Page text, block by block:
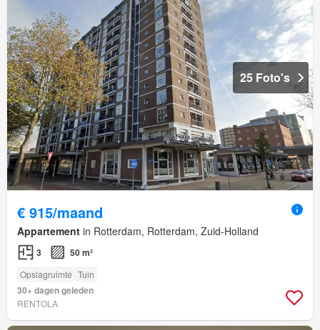
25 Foto's
€ 915/maand
Appartement in Rotterdam, Rotterdam, Zuid-Holland
3 50 m²
Opslagruimte Tuin
30+ dagen geleden
RENTOLA